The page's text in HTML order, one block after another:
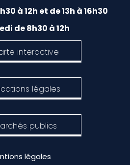
à 12h et de 13h à 16h30
de 8h30 à 12h
interactive
légales
publics
légales